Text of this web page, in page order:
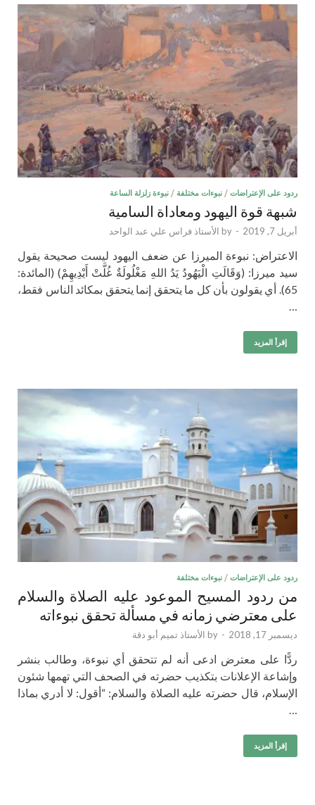
ردود على الإعتراضات / نبوءات مختلفة / نبوءة زلزلة الساعة
شبهة قوة اليهود ومعاداة السامية
أبريل 7, 2019 -
by الأستاذ فراس علي عبد الواحد
الاعتراض: نبوءة الميرزا عن ضعف اليهود ليست صحيحة يقول
سيد ميرزا: (وَقَالَتِ الْيَهُودُ يَدُ اللهِ مَغْلُولَةٌ غُلَّتْ أَيْدِيهِمْ) (المائدة:
65). أي يقولون بأن كل ما يتحقق إنما يتحقق بمكائد الناس فقط،
إقرأ المزيد
ردود على الإعتراضات / نبوءات مختلفة
من ردود المسيح الموعود عليه الصلاة والسلام
على معترضي زمانه في مسألة تحقق نبوءاته
ديسمبر 17, 2018 -
by الأستاذ تميم أبو دقة
ردًّا على معترض ادعى أنه لم تتحقق أي نبوءة، وطالب بنشر
وإشاعة الإعلانات بتكذيب حضرته في الصحف التي تهمها شئون
الإسلام، قال حضرته عليه الصلاة والسلام: “أقول: لا أدري بماذا
إقرأ المزيد